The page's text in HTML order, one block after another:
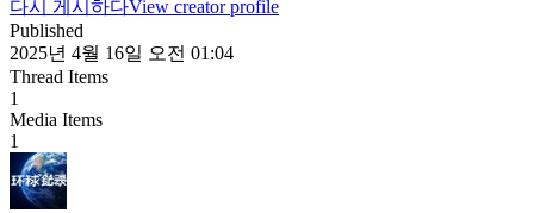
다시 게시하다View creator profile
Published
2025년 4월 16일 오전 01:04
Thread Items
1
Media Items
1